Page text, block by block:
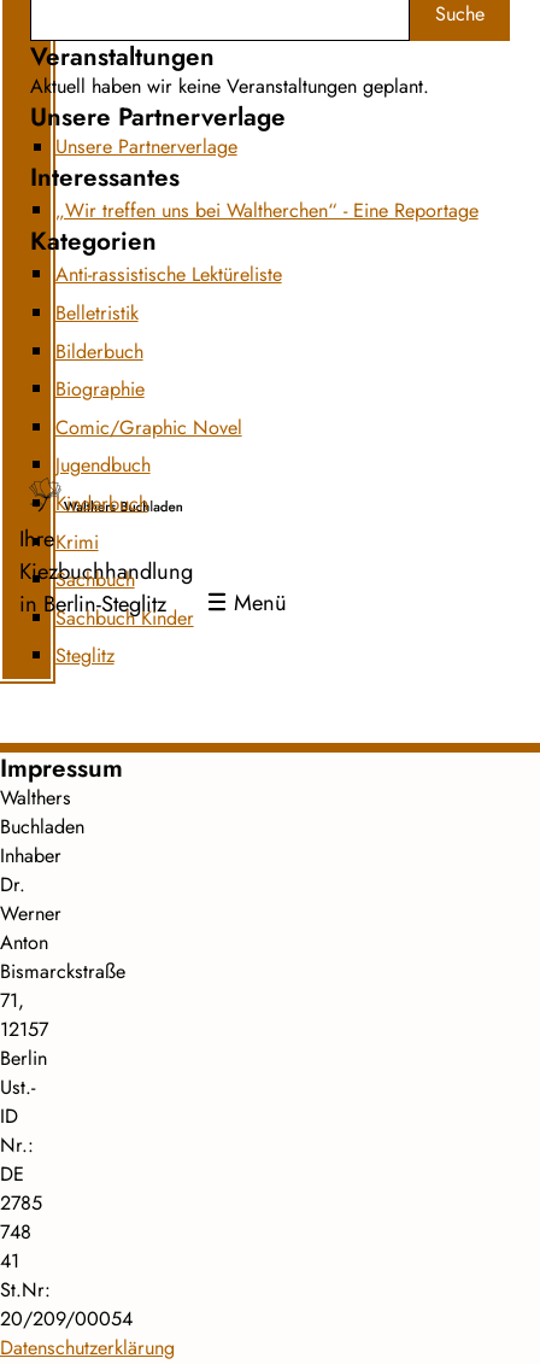
Ihre
Kiezbuchhandlung
in Berlin-Steglitz
Menü
Suche
Veranstaltungen
Aktuell haben wir keine Veranstaltungen geplant.
Unsere Partnerverlage
Unsere Partnerverlage
Interessantes
„Wir treffen uns bei Waltherchen“ - Eine Reportage
Kategorien
Anti-rassistische Lektüreliste
Belletristik
Bilderbuch
Biographie
Comic/Graphic Novel
Jugendbuch
Kinderbuch
Krimi
Sachbuch
Sachbuch Kinder
Steglitz
Impressum
Walthers
Buchladen
Inhaber
Dr.
Werner
Anton
Bismarckstraße
71,
12157
Berlin
Ust.-
ID
Nr.:
DE
2785
748
41
St.Nr:
20/209/00054
Datenschutzerklärung